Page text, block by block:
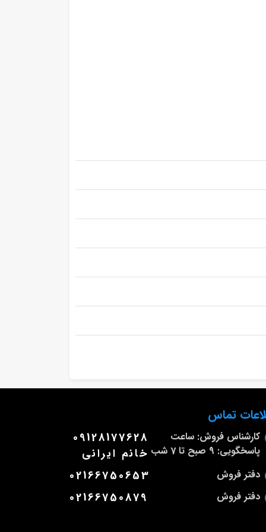
تماس
کارشناس فروش: ساعت
پاسخگویی: 9 صبح تا 7 شب
09128177628
خانم ایرانی
دفتر فروش 02166750653
دفتر فروش 02166750879